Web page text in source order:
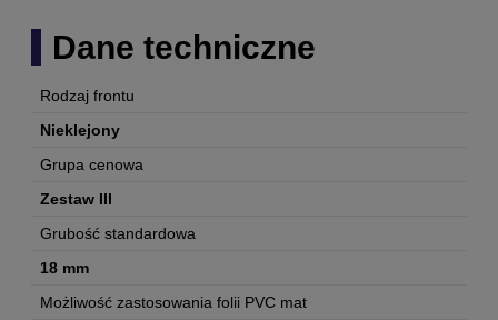
Dane techniczne
Rodzaj frontu
Nieklejony
Grupa cenowa
Zestaw III
Grubość standardowa
18 mm
Możliwość zastosowania folii PVC mat